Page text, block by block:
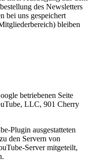
des Newsletters
bei uns gespeichert
bleiben
betriebenen Seite
LLC, 901 Cherry
Plugin ausgestatteten
den Servern von
Server mitgeteilt,